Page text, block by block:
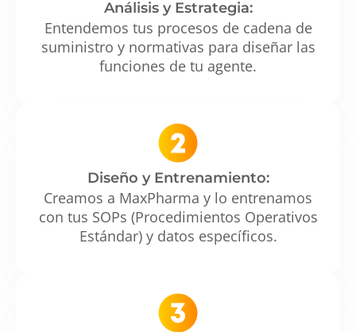
Análisis y Estrategia:
Entendemos tus procesos de cadena de
suministro y normativas para diseñar las
funciones de tu agente.
Diseño y Entrenamiento:
Creamos a MaxPharma y lo entrenamos
con tus SOPs (Procedimientos Operativos
Estándar) y datos específicos.